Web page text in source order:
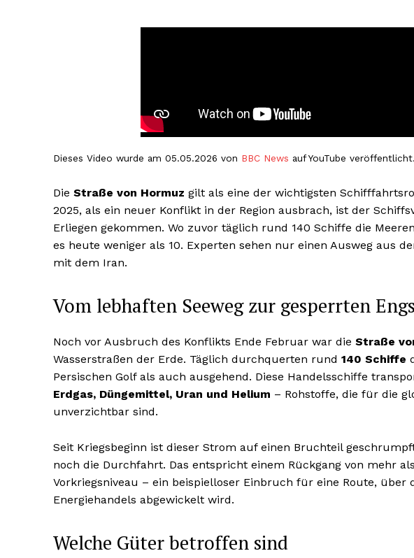
Dieses Video wurde am 05.05.2026 von BBC News auf YouTube veröffentlicht.
Die Straße von Hormuz gilt als eine der wichtigsten
2025, als ein neuer Konflikt in der Region ausbrach, ist der
Erliegen gekommen. Wo zuvor täglich rund 140 Schiffe die
es heute weniger als 10. Experten sehen nur einen Ausweg aus
mit dem Iran.
Vom lebhaften Seeweg zur gesperrten
Noch vor Ausbruch des Konflikts Ende Februar war die Straße
Wasserstraßen der Erde. Täglich durchquerten rund 140 Schiffe
Persischen Golf als auch ausgehend. Diese Handelsschiffe
Erdgas, Düngemittel, Uran und Helium – Rohstoffe, die für die
unverzichtbar sind.
Seit Kriegsbeginn ist dieser Strom auf einen Bruchteil
noch die Durchfahrt. Das entspricht einem Rückgang von mehr
Vorkriegsniveau – ein beispielloser Einbruch für eine Route, über
Energiehandels abgewickelt wird.
Welche Güter betroffen sind